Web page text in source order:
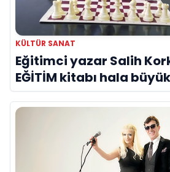
KÜLTÜR SANAT
Eğitimci yazar Salih
EĞİTİM kitabı hala
devam ediyor